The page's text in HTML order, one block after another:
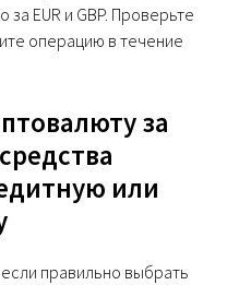
EUR и GBP. Проверьте
операцию в течение
за
или
правильно выбрать